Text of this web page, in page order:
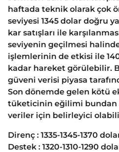
g
o
haftada teknik olarak çok
seviyesi 1345 dolar doğru
kar satışları ile
seviyenin geçilmesi
işlemlerinin de etkisi ile
kadar hareket görülebilir.
güveni verisi piyasa
Son dönemde gelen kötü
tüketicinin eğilimi bundan
veriler için belirleyici
Direnç : 1335-1345-1370
Destek : 1320-1310-1290